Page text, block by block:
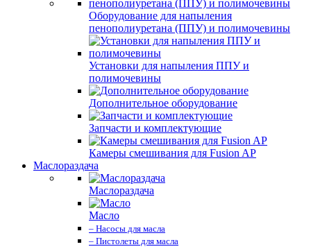
Оборудование для напыления
пенополиуретана (ППУ) и полимочевины
Установки для напыления ППУ и
полимочевины
Дополнительное оборудование
Запчасти и комплектующие
Камеры смешивания для Fusion AP
Маслораздача
Маслораздача
Масло
– Насосы для масла
– Пистолеты для масла